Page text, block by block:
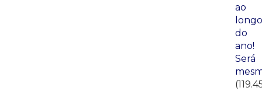
ao
longo
do
ano!
Será